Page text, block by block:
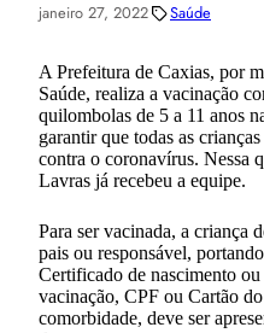
janeiro 27, 2022 Saúde
A Prefeitura de Caxias, por
Saúde, realiza a vacinação
quilombolas de 5 a 11 anos
garantir que todas as
contra o coronavírus. Nessa
Lavras já recebeu a equipe.
Para ser vacinada, a criança
pais ou responsável,
Certificado de nascimento
vacinação, CPF ou Cartão
comorbidade, deve ser